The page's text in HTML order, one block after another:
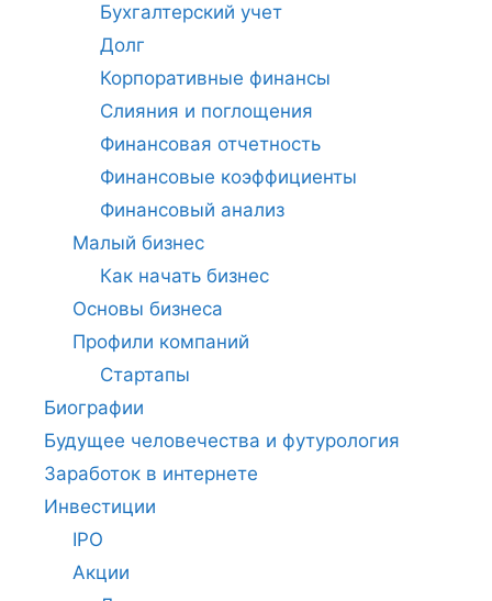
Бухгалтерский учет
Долг
Корпоративные финансы
Слияния и поглощения
Финансовая отчетность
Финансовые коэффициенты
Финансовый анализ
Малый бизнес
Как начать бизнес
Основы бизнеса
Профили компаний
Стартапы
Биографии
Будущее человечества и футурология
Заработок в интернете
Инвестиции
IPO
Акции